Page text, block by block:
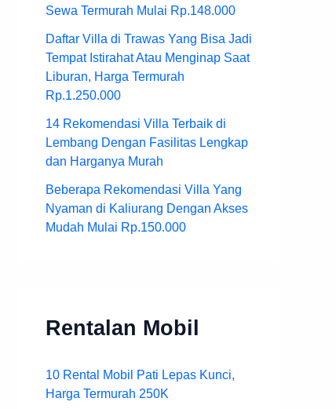
Sewa Termurah Mulai Rp.148.000
Daftar Villa di Trawas Yang Bisa Jadi
Tempat Istirahat Atau Menginap Saat
Liburan, Harga Termurah
Rp.1.250.000
14 Rekomendasi Villa Terbaik di
Lembang Dengan Fasilitas Lengkap
dan Harganya Murah
Beberapa Rekomendasi Villa Yang
Nyaman di Kaliurang Dengan Akses
Mudah Mulai Rp.150.000
Rentalan Mobil
10 Rental Mobil Pati Lepas Kunci,
Harga Termurah 250K